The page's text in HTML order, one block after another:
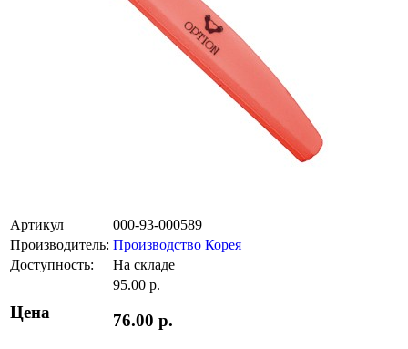
Артикул
000-93-000589
Производитель: Производство Корея
Доступность:
На складе
Цена
95.00 р.
76.00 р.